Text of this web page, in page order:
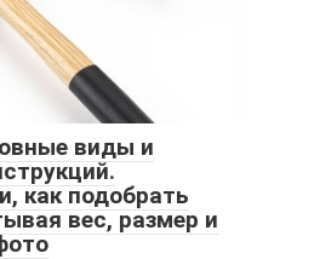
виды и
как подобрать
вес, размер и